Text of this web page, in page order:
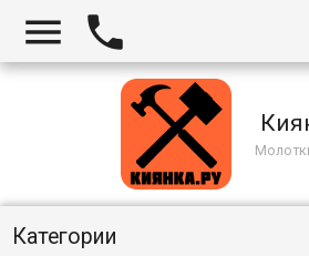
 
Категории